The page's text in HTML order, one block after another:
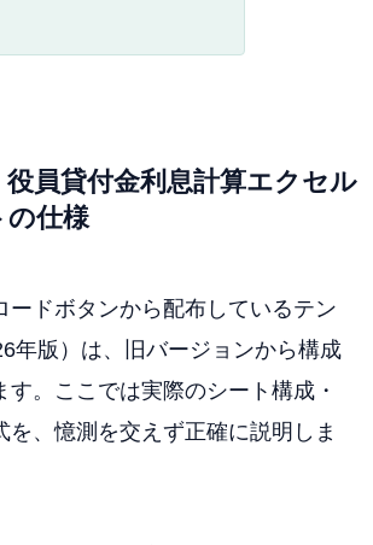
役員貸付金利息計算エクセル
の仕様
ードボタンから配布しているテン
年版）は、旧バージョンから構成
す。ここでは実際のシート構成・
を、憶測を交えず正確に説明しま